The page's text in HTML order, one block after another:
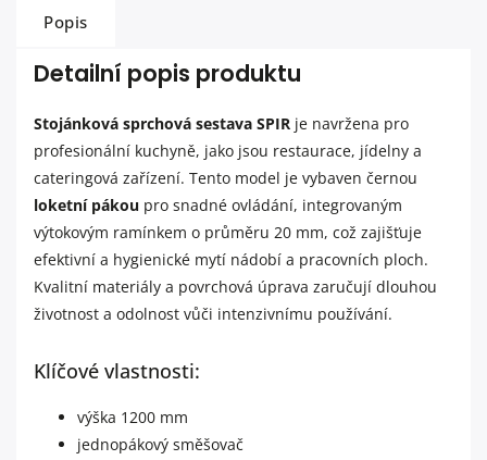
Popis
Detailní popis produktu
Stojánková sprchová sestava SPIR je navržena pro
profesionální kuchyně, jako jsou restaurace, jídelny a
cateringová zařízení. Tento model je vybaven černou
loketní pákou pro snadné ovládání, integrovaným
výtokovým ramínkem o průměru 20 mm, což zajišťuje
efektivní a hygienické mytí nádobí a pracovních ploch.
Kvalitní materiály a povrchová úprava zaručují dlouhou
životnost a odolnost vůči intenzivnímu používání.
Klíčové vlastnosti:
výška 1200 mm
jednopákový směšovač